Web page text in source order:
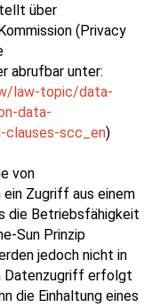
über
(Privacy
abrufbar unter:
law-topic/data-
data-
scc_en)
von
Zugriff aus einem
die Betriebsfähigkeit
Sun Prinzip
jedoch nicht in
Datenzugriff erfolgt
die Einhaltung eines